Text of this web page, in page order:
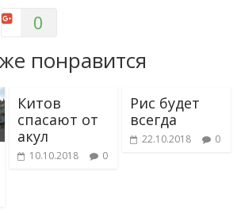
0
понравится
Китов
спасают от
акул
10.10.2018 0
Рис будет
всегда
22.10.2018 0